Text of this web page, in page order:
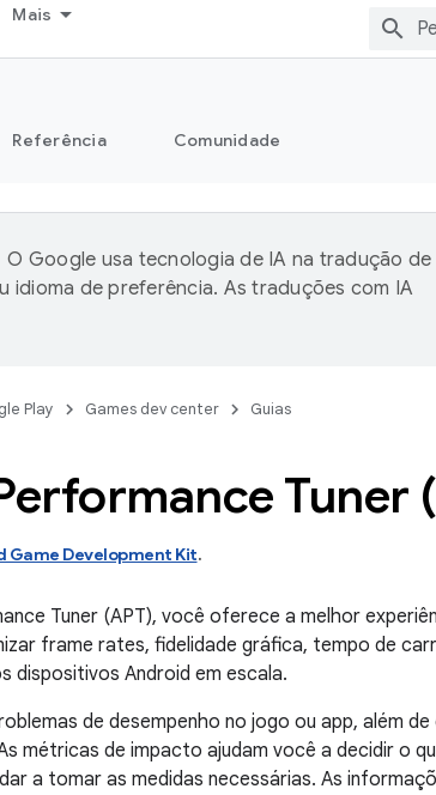
Mais
Referência Comunidade
O Google usa tecnologia de IA na tradução de
idioma de preferência. As traduções com IA
Play Games dev center Guias
Tuner
Game Development Kit.
Tuner (APT), você oferece a melhor
frame rates, fidelidade gráfica, tempo de
dispositivos Android em escala.
de desempenho no jogo ou app, além
métricas de impacto ajudam você a decidir o
a tomar as medidas necessárias. As